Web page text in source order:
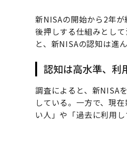
新NISAの開始から2年
後押しする仕組みとし
と、新NISAの認知は進
認知は高水準、利
調査によると、新NISA
している。一方で、現
い人」や「過去に利用